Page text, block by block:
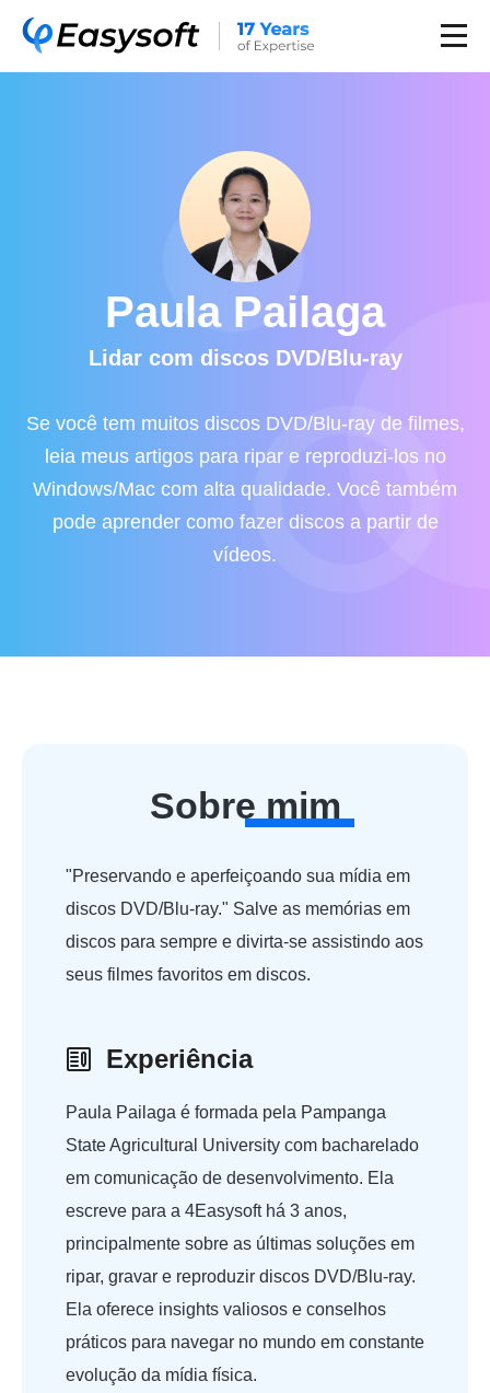
Paula Pailaga
Lidar com discos DVD/Blu-ray
Se você tem muitos discos DVD/Blu-ray de filmes,
leia meus artigos para ripar e reproduzi-los no
Windows/Mac com alta qualidade. Você também
pode aprender como fazer discos a partir de
vídeos.
Sobre mim
"Preservando e aperfeiçoando sua mídia em
discos DVD/Blu-ray." Salve as memórias em
discos para sempre e divirta-se assistindo aos
seus filmes favoritos em discos.
Experiência
Paula Pailaga é formada pela Pampanga
State Agricultural University com bacharelado
em comunicação de desenvolvimento. Ela
escreve para a 4Easysoft há 3 anos,
principalmente sobre as últimas soluções em
ripar, gravar e reproduzir discos DVD/Blu-ray.
Ela oferece insights valiosos e conselhos
práticos para navegar no mundo em constante
evolução da mídia física.